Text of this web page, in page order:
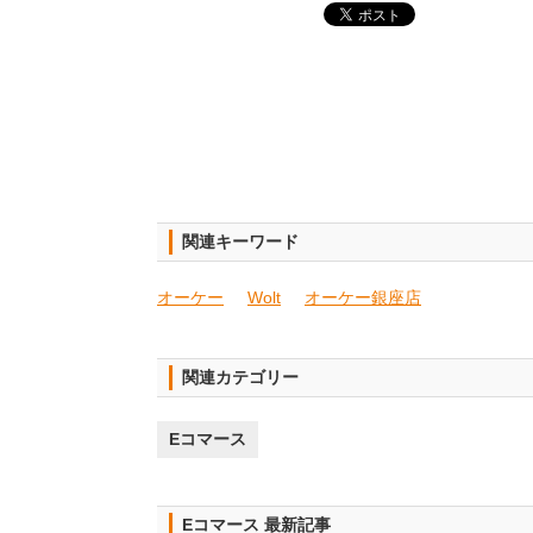
関連キーワード
オーケー Wolt オーケー銀座店
関連カテゴリー
Eコマース
Eコマース 最新記事